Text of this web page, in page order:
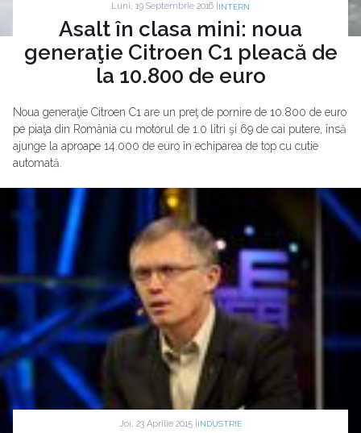
Luni, 19 Septembrie 2016 | INTERN
Asalt în clasa mini: noua
generaţie Citroen C1 pleacă de
la 10.800 de euro
Noua generaţie Citroen C1 are un preţ de pornire de 10.800 de euro
pe piaţa din România cu motorul de 1.0 litri şi 69 de cai putere, însă
ajunge la aproape 14.000 de euro în echiparea de top cu cutie
automată.
Joi, 23 Aprilie 2015 | INDUSTRIE